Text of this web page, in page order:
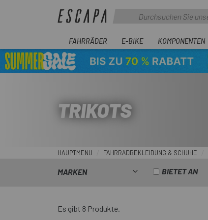
FAHRRÄDER E-BIKE KOMPONENTEN
TRIKOTS
HAUPTMENU FAHRRADBEKLEIDUNG & SCHUHE
MARKEN BIETET AN
Es gibt 8 Produkte.